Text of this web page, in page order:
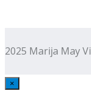
2025 Marija May
×